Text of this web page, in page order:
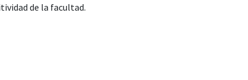
de la facultad.